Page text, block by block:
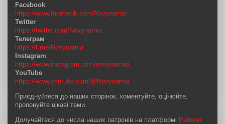
Facebook
https://www.facebook.com/Novynarnia
Twitter
https://twitter.com/Novynarnia
Телеграм
https://t.me/Novynarnia
Instagram
https://www.instagram.com/novynarnia/
YouTube
https://www.youtube.com/@Novynarnia
Приєднуйтеся до наших сторінок, коментуйте, оцінюйте,
пропонуйте цікаві теми.
Долучайтеся до числа наших патронів на платформі Patreon